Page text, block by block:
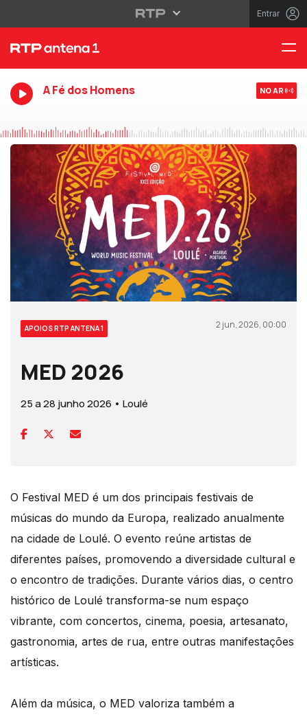
Entrar
A Fé dos Homens NO AR
APOIOS RTP ANTENA 1 2 jun, 2026, 00:00
MED 2026
25 a 28 junho 2026 • Loulé
O Festival MED é um dos principais festivais de
músicas do mundo da Europa, realizado anualmente
na cidade de Loulé. O evento reúne artistas de
diferentes países, promovendo a diversidade cultural e
o encontro de tradições. Durante vários dias, o centro
histórico de Loulé transforma-se num espaço
vibrante, com concertos, cinema, poesia, artesanato,
gastronomia, artes de rua, entre outras manifestações
artísticas.
Além da música, o MED valoriza também a